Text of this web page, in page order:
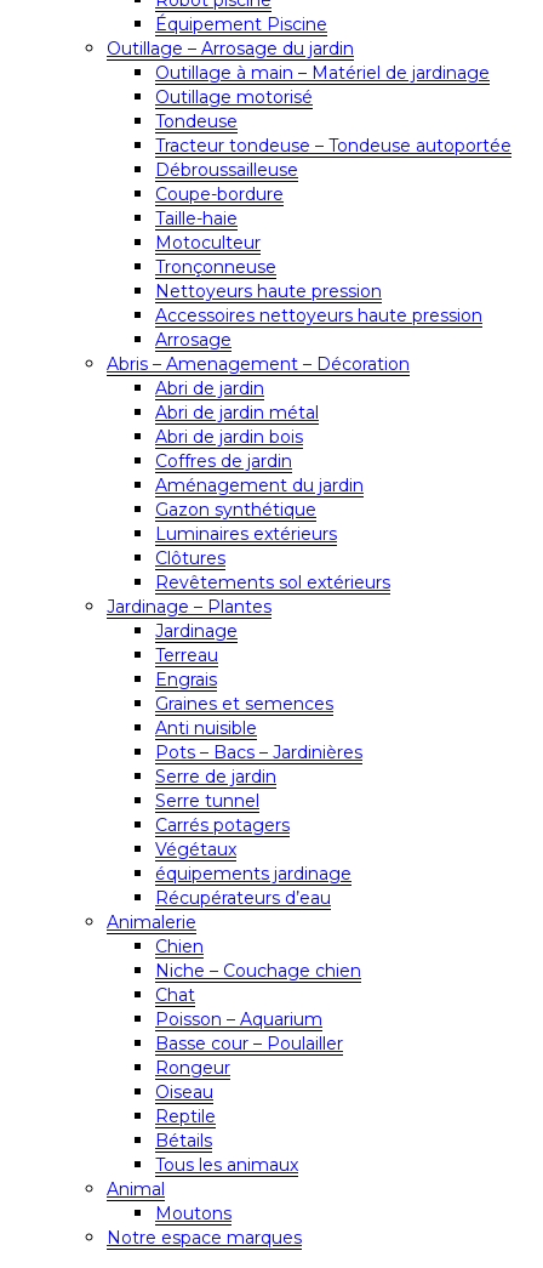
Équipement Piscine
Outillage – Arrosage du jardin
Outillage à main – Matériel de jardinage
Outillage motorisé
Tondeuse
Tracteur tondeuse – Tondeuse autoportée
Débroussailleuse
Coupe-bordure
Taille-haie
Motoculteur
Tronçonneuse
Nettoyeurs haute pression
Accessoires nettoyeurs haute pression
Arrosage
Abris – Amenagement – Décoration
Abri de jardin
Abri de jardin métal
Abri de jardin bois
Coffres de jardin
Aménagement du jardin
Gazon synthétique
Luminaires extérieurs
Clôtures
Revêtements sol extérieurs
Jardinage – Plantes
Jardinage
Terreau
Engrais
Graines et semences
Anti nuisible
Pots – Bacs – Jardinières
Serre de jardin
Serre tunnel
Carrés potagers
Végétaux
équipements jardinage
Récupérateurs d’eau
Animalerie
Chien
Niche – Couchage chien
Chat
Poisson – Aquarium
Basse cour – Poulailler
Rongeur
Oiseau
Reptile
Bétails
Tous les animaux
Animal
Moutons
Notre espace marques